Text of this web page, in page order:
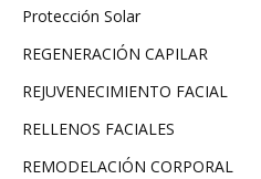
Protección Solar
REGENERACIÓN CAPILAR
REJUVENECIMIENTO FACIAL
RELLENOS FACIALES
REMODELACIÓN CORPORAL